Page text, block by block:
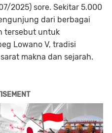
2025) sore. Sekitar 5.000
dari berbagai
tersebut untuk
Lowano V, tradisi
makna dan sejarah.